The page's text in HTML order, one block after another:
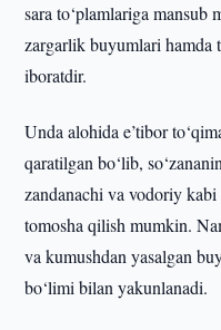
sara to‘plamlariga
zargarlik buyumlari hamda
iboratdir.
Unda alohida e’tibor
qaratilgan bo‘lib,
zandanachi va vodoriy
tomosha qilish mumkin.
va kumushdan yasalgan
bo‘limi bilan yakunlanadi.